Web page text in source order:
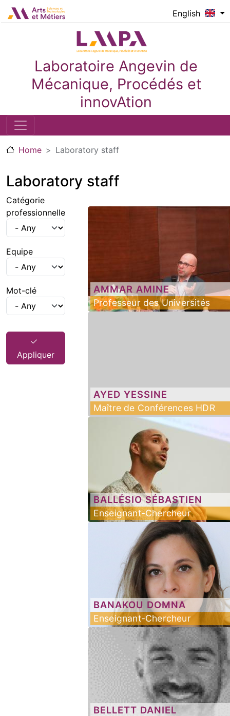
Skip to main content
Laboratoire Angevin de
Mécanique, Procédés et
innovAtion
English
Logo_image
Home Laboratory staff
Laboratory staff
AMMAR AMINE
Professeur des Universités
AYED YESSINE
Maître de Conférences HDR
BALLÉSIO SÉBASTIEN
Enseignant-Chercheur
BANAKOU DOMNA
Enseignant-Chercheur
BELLETT DANIEL
Catégorie
professionnelle
Equipe
Mot-clé
Appliquer